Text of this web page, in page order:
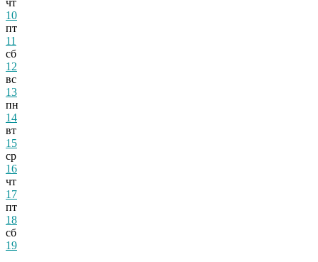
чт
10
пт
11
сб
12
вс
13
пн
14
вт
15
ср
16
чт
17
пт
18
сб
19